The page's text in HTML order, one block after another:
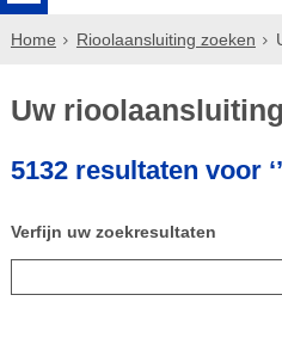
Home Rioolaansluiting zoeken
Uw
5132 resultaten voor ‘’
Verfijn uw zoekresultaten